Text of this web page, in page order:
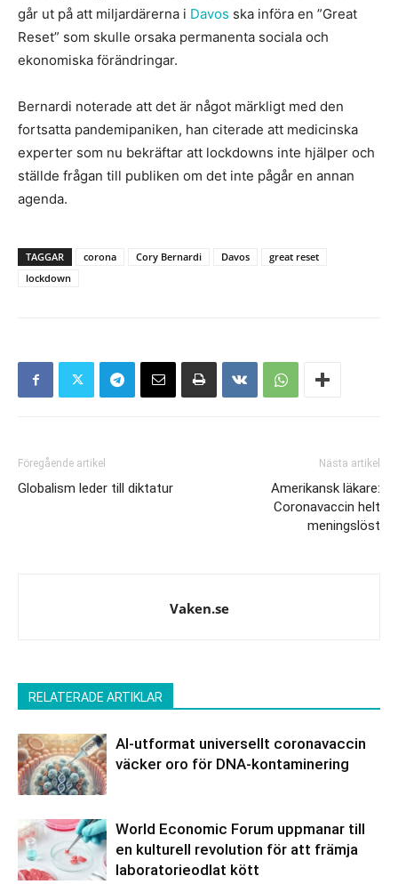
går ut på att miljardärerna i Davos ska införa en ”Great
Reset” som skulle orsaka permanenta sociala och
ekonomiska förändringar.
Bernardi noterade att det är något märkligt med den
fortsatta pandemipaniken, han citerade att medicinska
experter som nu bekräftar att lockdowns inte hjälper och
ställde frågan till publiken om det inte pågår en annan
agenda.
TAGGAR corona Cory Bernardi Davos
great reset
lockdown
Föregående artikel
Globalism leder till diktatur
Nästa artikel
Amerikansk läkare:
Coronavaccin helt
meningslöst
Vaken.se
RELATERADE ARTIKLAR
AI-utformat universellt coronavaccin
väcker oro för DNA-kontaminering
World Economic Forum uppmanar till
en kulturell revolution för att främja
laboratorieodlat kött